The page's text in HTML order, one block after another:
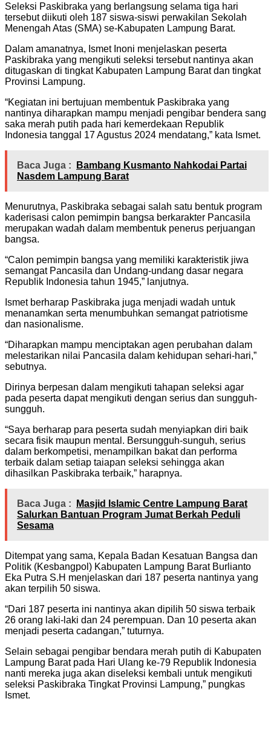
Seleksi Paskibraka yang berlangsung selama tiga hari
tersebut diikuti oleh 187 siswa-siswi perwakilan Sekolah
Menengah Atas (SMA) se-Kabupaten Lampung Barat.
Dalam amanatnya, Ismet Inoni menjelaskan peserta
Paskibraka yang mengikuti seleksi tersebut nantinya akan
ditugaskan di tingkat Kabupaten Lampung Barat dan tingkat
Provinsi Lampung.
“Kegiatan ini bertujuan membentuk Paskibraka yang
nantinya diharapkan mampu menjadi pengibar bendera sang
saka merah putih pada hari kemerdekaan Republik
Indonesia tanggal 17 Agustus 2024 mendatang,” kata Ismet.
Baca Juga :
Bambang Kusmanto Nahkodai Partai
Nasdem Lampung Barat
Menurutnya, Paskibraka sebagai salah satu bentuk program
kaderisasi calon pemimpin bangsa berkarakter Pancasila
merupakan wadah dalam membentuk penerus perjuangan
bangsa.
“Calon pemimpin bangsa yang memiliki karakteristik jiwa
semangat Pancasila dan Undang-undang dasar negara
Republik Indonesia tahun 1945,” lanjutnya.
Ismet berharap Paskibraka juga menjadi wadah untuk
menanamkan serta menumbuhkan semangat patriotisme
dan nasionalisme.
“Diharapkan mampu menciptakan agen perubahan dalam
melestarikan nilai Pancasila dalam kehidupan sehari-hari,”
sebutnya.
Dirinya berpesan dalam mengikuti tahapan seleksi agar
pada peserta dapat mengikuti dengan serius dan sungguh-
sungguh.
“Saya berharap para peserta sudah menyiapkan diri baik
secara fisik maupun mental. Bersungguh-sunguh, serius
dalam berkompetisi, menampilkan bakat dan performa
terbaik dalam setiap taiapan seleksi sehingga akan
dihasilkan Paskibraka terbaik,” harapnya.
Baca Juga :
Masjid Islamic Centre Lampung Barat
Salurkan Bantuan Program Jumat Berkah Peduli
Sesama
Ditempat yang sama, Kepala Badan Kesatuan Bangsa dan
Politik (Kesbangpol) Kabupaten Lampung Barat Burlianto
Eka Putra S.H menjelaskan dari 187 peserta nantinya yang
akan terpilih 50 siswa.
“Dari 187 peserta ini nantinya akan dipilih 50 siswa terbaik
26 orang laki-laki dan 24 perempuan. Dan 10 peserta akan
menjadi peserta cadangan,” tuturnya.
Selain sebagai pengibar bendara merah putih di Kabupaten
Lampung Barat pada Hari Ulang ke-79 Republik Indonesia
nanti mereka juga akan diseleksi kembali untuk mengikuti
seleksi Paskibraka Tingkat Provinsi Lampung,” pungkas
Ismet.